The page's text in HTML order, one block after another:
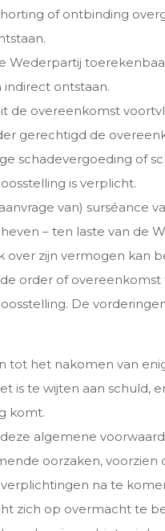
of ontbinding
Wederpartij
ontstaan.
de overeenkomst
gerechtigd de
schadevergoeding of
is verplicht.
van)
– ten laste van de
over zijn vermogen kan
order of
De
tot het nakomen van
is te wijten aan
komt.
algemene
oorzaken,
na te
zich op overmacht te